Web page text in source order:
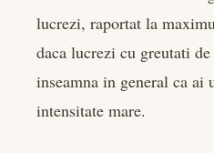
lucrezi, raportat la
daca lucrezi cu greutati
inseamna in general ca ai
intensitate mare.